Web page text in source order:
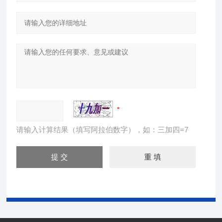
请输入计算结果（填写阿拉伯数字），如：三加四=7